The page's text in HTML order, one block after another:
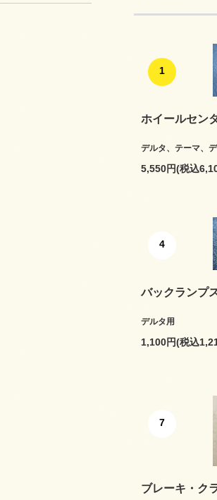
1
ホイールセン
デルタ、テーマ、
5,550円(税込
4
バックランプ
デルタ用
1,100円(税込
7
ブレーキ・ク